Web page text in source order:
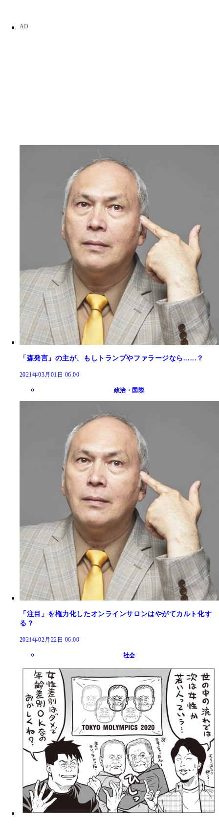
「森発言」の主が、もしトランプやファラージなら......？
2021年03月01日 06:00
政治・国際
「注目」を権力化したオンラインサロンはやがてカルト化す
る？
2021年02月22日 06:00
社会